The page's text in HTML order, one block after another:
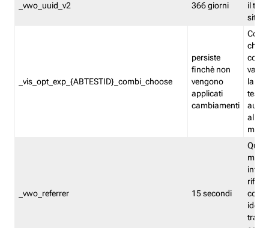
_vwo_uuid_v2 366 giorni
il
sito
_vis_opt_exp_{ABTESTID}_combi_choose
persiste
finchè non
vengono
applicati
cambiamenti
che
la
test.
_vwo_referrer 15 secondi